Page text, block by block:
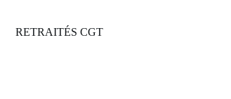
RETRAITÉS CGT